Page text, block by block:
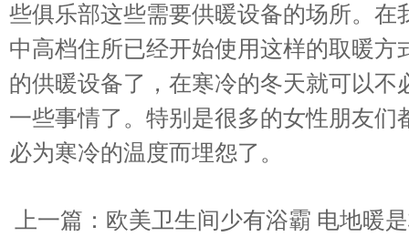
些俱乐部这些需要供暖设备的场所。
中高档住所已经开始使用这样的取暖
的供暖设备了，在寒冷的冬天就可以
一些事情了。特别是很多的女性朋友
必为寒冷的温度而埋怨了。
上一篇： 欧美卫生间少有浴霸 电地暖